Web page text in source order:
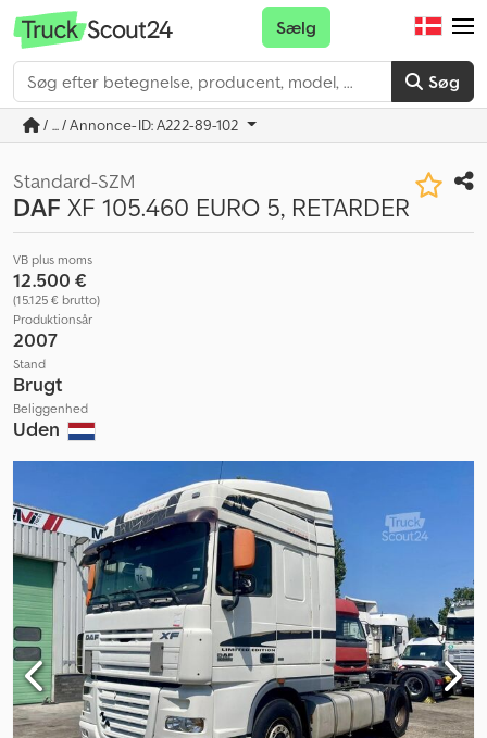
Søg
Sælg
/ ... / Annonce-ID: A222-89-102
Standard-SZM
DAF XF 105.460 EURO 5, RETARDER
VB plus moms
12.500 €
(15.125 € brutto)
Produktionsår
2007
Stand
Brugt
Beliggenhed
Uden